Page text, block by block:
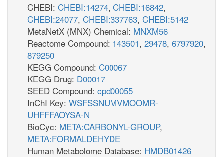
CHEBI: CHEBI:14274, CHEBI:16842,
CHEBI:24077, CHEBI:337763, CHEBI:5142
MetaNetX (MNX) Chemical: MNXM56
Reactome Compound: 143501, 29478, 6797920,
879250
KEGG Compound: C00067
KEGG Drug: D00017
SEED Compound: cpd00055
InChI Key: WSFSSNUMVMOOMR-
UHFFFAOYSA-N
BioCyc: META:CARBONYL-GROUP,
META:FORMALDEHYDE
Human Metabolome Database: HMDB01426